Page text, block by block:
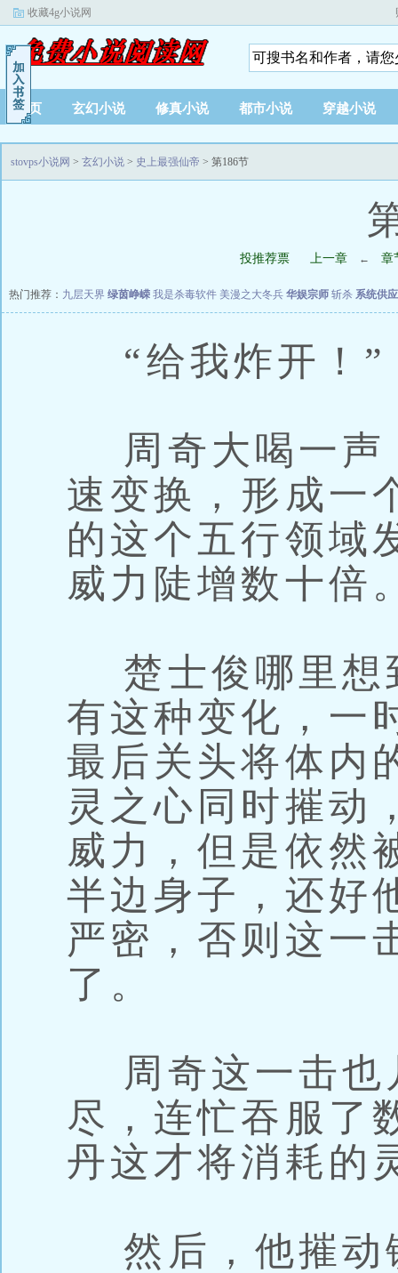
收藏4g小说网
首页 玄幻小说 修真小说 都市小说 穿越小说
stovps小说网 > 玄幻小说 > 史上最强仙帝 > 第186节
投推荐票 上一章 ← 章
热门推荐： 九层天界 绿茵峥嵘 我是杀毒软件 美漫之大冬兵 华娱宗师 斩杀 系统供
“给我炸开！”
周奇大喝一声
速变换，形成一
的这个五行领域
威力陡增数十倍
楚士俊哪里想
有这种变化，一
最后关头将体内
灵之心同时摧动
威力，但是依然
半边身子，还好
严密，否则这一
了。
周奇这一击也
尽，连忙吞服了
丹这才将消耗的
然后，他摧动